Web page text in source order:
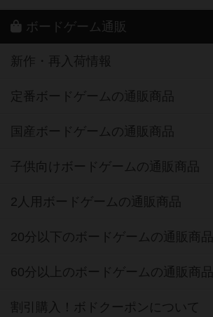
ボードゲーム通販
新作・再入荷情報
定番ボードゲームの通販商品
国産ボードゲームの通販商品
子供向けボードゲームの通販商品
2人用ボードゲームの通販商品
20分以下のボードゲームの通販商品
60分以上のボードゲームの通販商品
割引購入！ボドクーポンについて